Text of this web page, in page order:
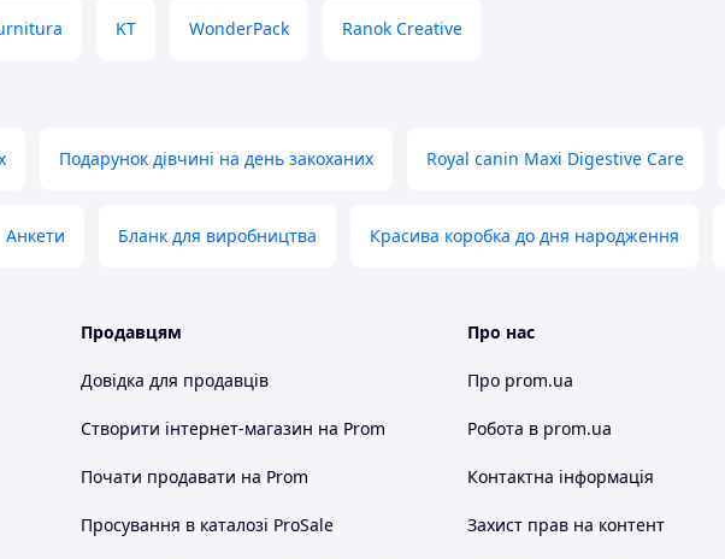
KT WonderPack Ranok Creative
Подарунок дівчині на день закоханих Royal canin Maxi Digestive Care
Анкети Бланк для виробництва Красива коробка до дня народження
Продавцям
Довідка для продавців
Створити інтернет-магазин на Prom
Почати продавати на Prom
Просування в каталозі ProSale
Про нас
Про prom.ua
Робота в prom.ua
Контактна інформація
Захист прав на контент